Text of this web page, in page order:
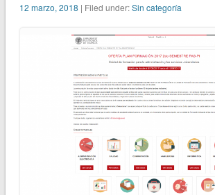
12 marzo, 2018 | Filed under:Sin categoría